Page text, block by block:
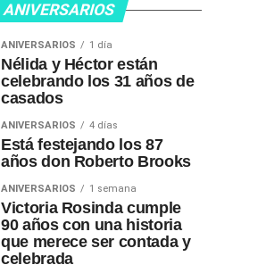
ANIVERSARIOS
ANIVERSARIOS 1 día
Nélida y Héctor están
celebrando los 31 años de
casados
ANIVERSARIOS 4 días
Está festejando los 87
años don Roberto Brooks
ANIVERSARIOS 1 semana
Victoria Rosinda cumple
90 años con una historia
que merece ser contada y
celebrada